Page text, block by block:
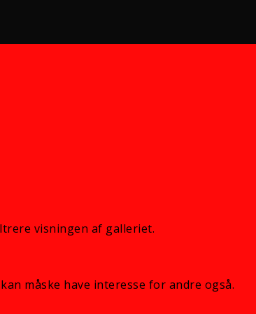
visningen af galleriet.
måske have interesse for andre også.